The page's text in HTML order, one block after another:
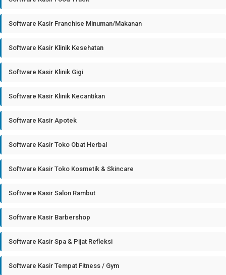
Software Kasir Franchise Minuman/Makanan
Software Kasir Klinik Kesehatan
Software Kasir Klinik Gigi
Software Kasir Klinik Kecantikan
Software Kasir Apotek
Software Kasir Toko Obat Herbal
Software Kasir Toko Kosmetik & Skincare
Software Kasir Salon Rambut
Software Kasir Barbershop
Software Kasir Spa & Pijat Refleksi
Software Kasir Tempat Fitness / Gym